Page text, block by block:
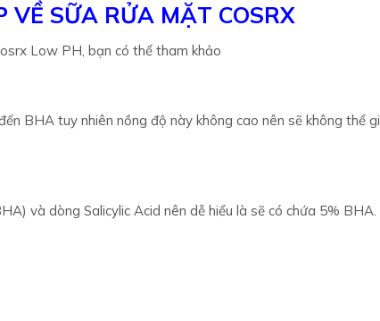
VỀ SỮA RỬA MẶT COSRX
Low PH, bạn có thể tham khảo
BHA tuy nhiên nồng độ này không cao nên sẽ không thể
và dòng Salicylic Acid nên dễ hiểu là sẽ có chứa 5% BHA.